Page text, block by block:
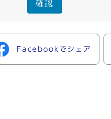
確認
Facebookでシェア